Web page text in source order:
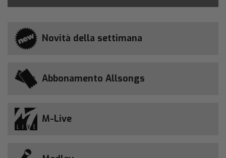
Novità della settimana
Abbonamento Allsongs
M-Live